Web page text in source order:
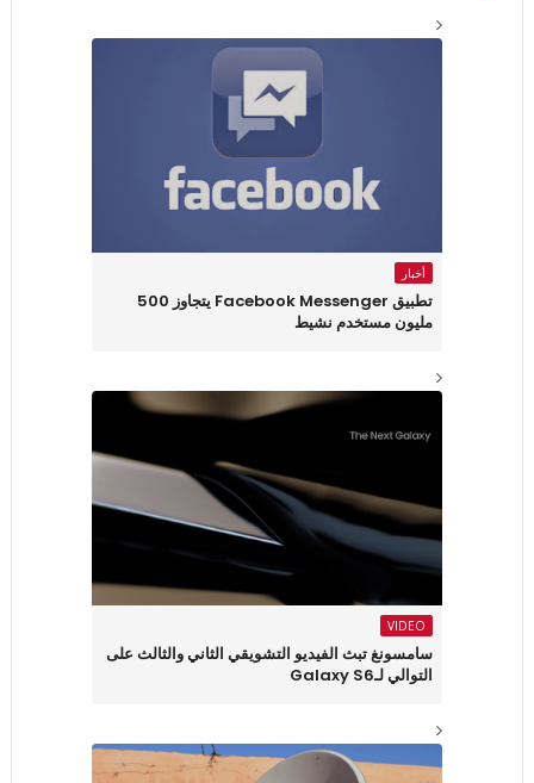
أخبار
تطبيق Facebook Messenger يتجاوز 500
مليون مستخدم نشيط
VIDEO
سامسونغ تبث الفيديو التشويقي الثاني والثالث على
التوالي لـGalaxy S6